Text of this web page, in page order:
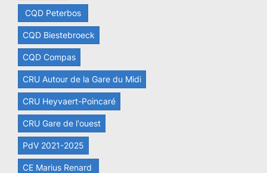
CQD Peterbos
CQD Biestebroeck
CQD Compas
CRU Autour de la Gare du Midi
CRU Heyvaert-Poincaré
CRU Gare de l'ouest
PdV 2021-2025
CE Marius Renard